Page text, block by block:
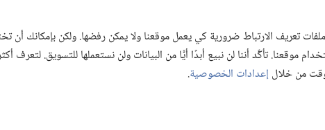
الارتباط ضرورية كي يعمل موقعنا ولا يمكن رفضها. ولكن بإمكانك أن
تأكَّد أننا لن نبيع أبدًا أيًّا من البيانات ولن نستعملها للتسويق. لتعرف
من خلال إعدادات الخصوصية. © 2026